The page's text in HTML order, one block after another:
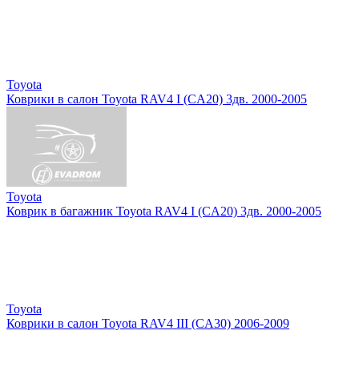
Toyota
Коврики в салон Toyota RAV4 I (CA20) 3дв. 2000-2005
Toyota
Коврик в багажник Toyota RAV4 I (CA20) 3дв. 2000-2005
Toyota
Коврики в салон Toyota RAV4 III (CA30) 2006-2009